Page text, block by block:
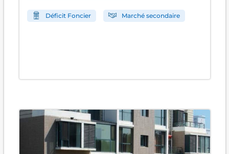
Déficit Foncier Marché secondaire